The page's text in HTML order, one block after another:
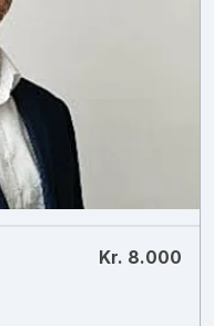
Kr. 8.000